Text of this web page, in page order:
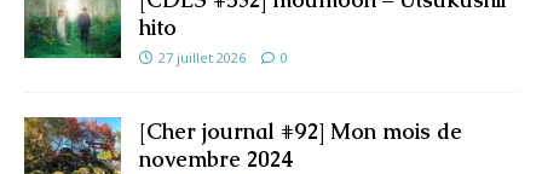
hito
27 juillet 2026 0
[Cher journal #92] Mon mois de
novembre 2024